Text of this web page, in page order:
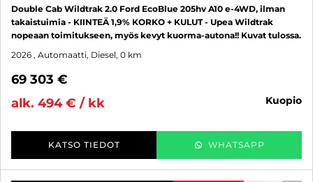
Double Cab Wildtrak 2.0 Ford EcoBlue 205hv A10 e-4WD, ilman
takaistuimia - KIINTEÄ 1,9% KORKO + KULUT - Upea Wildtrak
nopeaan toimitukseen, myös kevyt kuorma-autona!! Kuvat tulossa.
2026 , Automaatti, Diesel, 0 km
69 303 €
alk. 494 € / kk
kuopio
KATSO TIEDOT WHATSAPP